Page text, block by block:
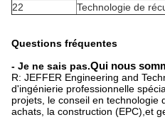
22
Technologie de
Questions fréquentes
- Je ne sais pas.Qui nous
R: JEFFER Engineering and
d'ingénierie professionnelle
projets, le conseil en technologie
achats, la construction (EPC),et